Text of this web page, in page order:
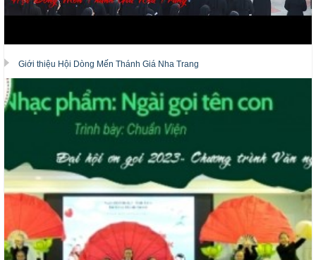
Giới thiệu Hội Dòng Mến Thánh Giá Nha Trang